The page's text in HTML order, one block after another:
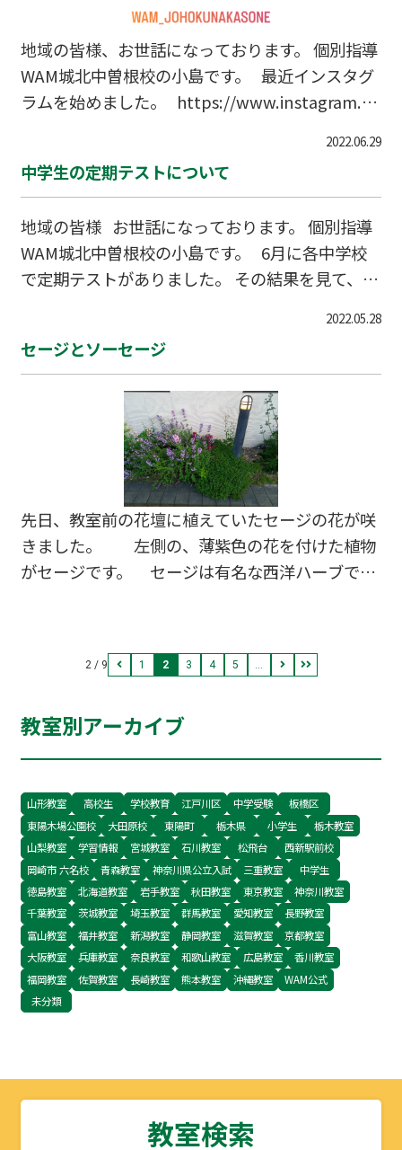
地域の皆様、お世話になっております。 個別指導
WAM城北中曽根校の小島です。 最近インスタグ
ラムを始めました。 https://www.instagram.co
に関すること、地域の風景などを載せていきま
す。
2022.06.29
中学生の定期テストについて
地域の皆様 お世話になっております。 個別指導
WAM城北中曽根校の小島です。 6月に各中学校
で定期テストがありました。 その結果を見て、平
科も平均点が60点台というのが普通で、学校によ
っては平均点が40点台の科目もありました。 一
年生の最初のテストといえば、3年間で一番点数
の取れるテストのはずです。 それが平均60点台と
いうのは今までは考えられなかったことです。
色々と話を聞いて情報収集していると、勉強でき
る生徒は点数が取れ、できない生徒はどんどん置
いていかれてしまうという、学力の…
2022.05.28
セージとソーセージ
先日、教室前の花壇に植えていたセージの花が咲
きました。 左側の、薄紫色の花を付けた植物
がセージです。 セージは有名な西洋ハーブで、
ラザラした感じがあり、匂いは清涼感のある、こ
れぞハーブと言いたくなるような香りです。 葉
と、わずかな苦味が感じられます。 さて、セー
ジが使われている料理としてはソーセージが有名
2 / 9 1 2 3 4 5
教室別アーカイブ
山形教室 高校生 学校教育 江戸川区 中学受験
板橋区
東陽木場公園校
大田原校 東陽町 栃木県 小学生
栃木教室
山梨教室
学習情報 宮城教室 石川教室 松飛台
西新駅前校
岡崎市 六名校
青森教室 神奈川県公立入試 三重教室
中学生
徳島教室
北海道教室 岩手教室 秋田教室 東京教室
神奈川教室
千葉教室
茨城教室 埼玉教室 群馬教室 愛知教室
長野教室
富山教室
福井教室 新潟教室 静岡教室 滋賀教室
京都教室
大阪教室
兵庫教室 奈良教室 和歌山教室 広島教室
香川教室
福岡教室
佐賀教室 長崎教室 熊本教室 沖縄教室
WAM公式
未分類
教室検索